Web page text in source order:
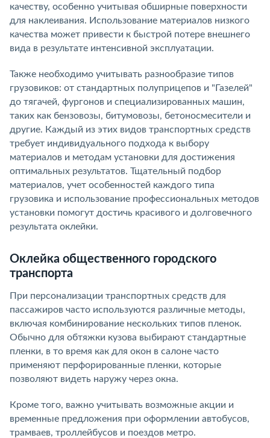
качеству, особенно учитывая обширные поверхности
для наклеивания. Использование материалов низкого
качества может привести к быстрой потере внешнего
вида в результате интенсивной эксплуатации.
Также необходимо учитывать разнообразие типов
грузовиков: от стандартных полуприцепов и "Газелей"
до тягачей, фургонов и специализированных машин,
таких как бензовозы, битумовозы, бетоносмесители и
другие. Каждый из этих видов транспортных средств
требует индивидуального подхода к выбору
материалов и методам установки для достижения
оптимальных результатов. Тщательный подбор
материалов, учет особенностей каждого типа
грузовика и использование профессиональных методов
установки помогут достичь красивого и долговечного
результата оклейки.
Оклейка общественного городского
транспорта
При персонализации транспортных средств для
пассажиров часто используются различные методы,
включая комбинирование нескольких типов пленок.
Обычно для обтяжки кузова выбирают стандартные
пленки, в то время как для окон в салоне часто
применяют перфорированные пленки, которые
позволяют видеть наружу через окна.
Кроме того, важно учитывать возможные акции и
временные предложения при оформлении автобусов,
трамваев, троллейбусов и поездов метро.